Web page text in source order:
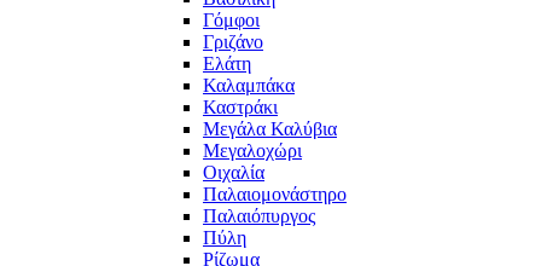
Γόμφοι
Γριζάνο
Ελάτη
Καλαμπάκα
Καστράκι
Μεγάλα Καλύβια
Μεγαλοχώρι
Οιχαλία
Παλαιομονάστηρο
Παλαιόπυργος
Πύλη
Ρίζωμα